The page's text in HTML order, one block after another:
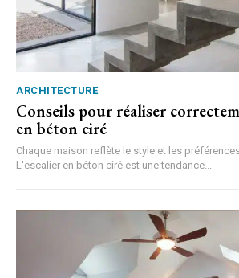
ARCHITECTURE
Conseils pour réaliser
en béton ciré
Chaque maison reflète le style et les
L'escalier en béton ciré est une tendance...